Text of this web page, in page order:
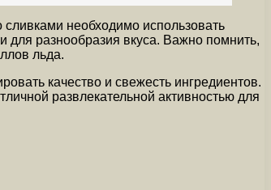
необходимо использовать
для разнообразия вкуса. Важно помнить,
льда.
качество и свежесть ингредиентов.
развлекательной активностью для